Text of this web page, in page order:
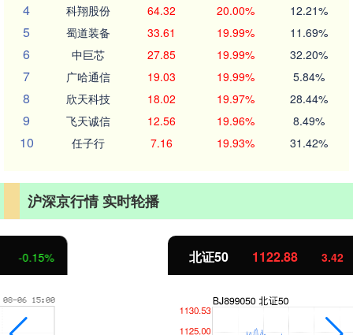
4 科翔股份 64.32 20.00% 12.21%
5 蜀道装备 33.61 19.99% 11.69%
6 中巨芯 27.85 19.99% 32.20%
7 广哈通信 19.03 19.99% 5.84%
8 欣天科技 18.02 19.97% 28.44%
9 飞天诚信 12.56 19.96% 8.49%
10 任子行 7.16 19.93% 31.42%
沪深京行情 实时轮播
3.42 0.30%